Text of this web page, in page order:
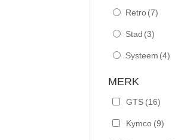
Retro (7)
Stad (3)
Systeem (4)
MERK
GTS (16)
Kymco (9)